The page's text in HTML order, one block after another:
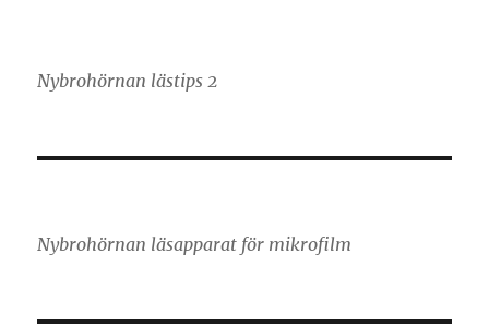
Nybrohörnan lästips 2
Nybrohörnan läsapparat för mikrofilm